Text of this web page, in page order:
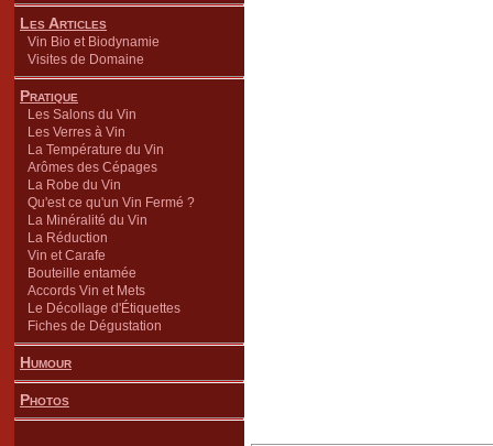
Les Articles
Vin Bio et Biodynamie
Visites de Domaine
Pratique
Les Salons du Vin
Les Verres à Vin
La Température du Vin
Arômes des Cépages
La Robe du Vin
Qu'est ce qu'un Vin Fermé ?
La Minéralité du Vin
La Réduction
Vin et Carafe
Bouteille entamée
Accords Vin et Mets
Le Décollage d'Étiquettes
Fiches de Dégustation
Humour
Photos